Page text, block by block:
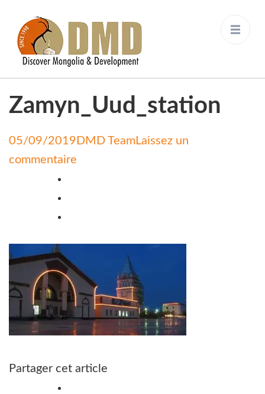
Zamyn_Uud_station
05/09/2019 DMD TeamLaissez un
commentaire
Partager cet article